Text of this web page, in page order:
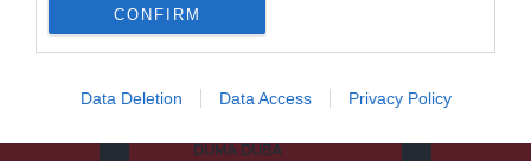
CONFIRM
Data Deletion Data Access Privacy Policy
Kategóriák
DUMA DUBA